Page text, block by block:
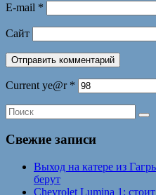
E-mail *
Сайт
Current ye@r *
Свежие записи
Выход на катере из
берут
Chevrolet Lumina 1: